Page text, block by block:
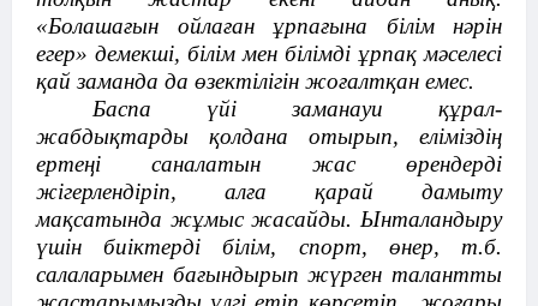
«Болашағын ойлаған ұрпағына білім нәрін
егер» демекші, білім мен білімді ұрпақ мәселесі
қай заманда да өзектілігін жоғалтқан емес.
Баспа үйі заманауи құрал-
жабдықтарды қолдана отырып, еліміздің
ертеңі саналатын жас өрендерді
жігерлендіріп, алға қарай дамыту
мақсатында жұмыс жасайды. Ынталандыру
үшін биіктерді білім, спорт, өнер, т.б.
салаларымен бағындырып жүрген талантты